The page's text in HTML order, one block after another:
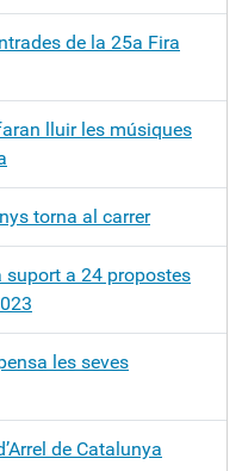
de la 25a Fira
lluir les músiques
torna al carrer
suport a 24 propostes
les seves
de Catalunya